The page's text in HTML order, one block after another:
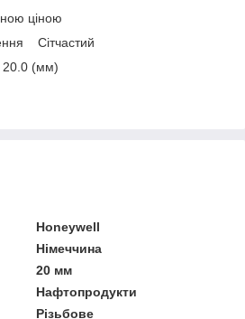
ціною
Сітчастий
(мм)
Honeywell
Німеччина
20 мм
Нафтопродукти
Різьбове